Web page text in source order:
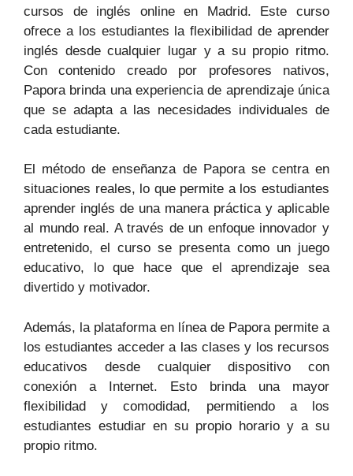
cursos de inglés online en Madrid. Este curso
ofrece a los estudiantes la flexibilidad de aprender
inglés desde cualquier lugar y a su propio ritmo.
Con contenido creado por profesores nativos,
Papora brinda una experiencia de aprendizaje única
que se adapta a las necesidades individuales de
cada estudiante.
El método de enseñanza de Papora se centra en
situaciones reales, lo que permite a los estudiantes
aprender inglés de una manera práctica y aplicable
al mundo real. A través de un enfoque innovador y
entretenido, el curso se presenta como un juego
educativo, lo que hace que el aprendizaje sea
divertido y motivador.
Además, la plataforma en línea de Papora permite a
los estudiantes acceder a las clases y los recursos
educativos desde cualquier dispositivo con
conexión a Internet. Esto brinda una mayor
flexibilidad y comodidad, permitiendo a los
estudiantes estudiar en su propio horario y a su
propio ritmo.